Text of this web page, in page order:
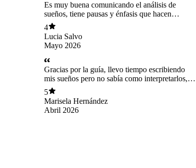
Es muy buena comunicando el análisis de
sueños, tiene pausas y énfasis que hacen
comprender mejor las analogias y simbolos,
además ella transmite muy buena energía. No la
evaluo genial porque ello no me hace sentido,
mas bien diría excelente¡¡¡¡
4
Lucia Salvo
Mayo 2026
Gracias por la guía, llevo tiempo escribiendo
mis sueños pero no sabía como interpretarlos,
hace una semana comence a Leer el libro
Sueños de Lola Hoffman, lo encontré hace casi
2 años en esos sitios dispuestos en las
comunidades donde uno deja y se lleva libros,
5
Marisela Hernández
Abril 2026